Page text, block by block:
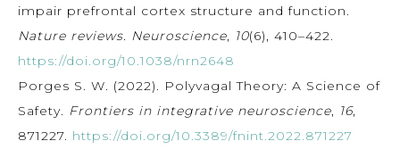
impair prefrontal cortex structure and function.
Nature reviews. Neuroscience
10(6), 410–422.
https://doi.org/10.1038/nrn2648
Porges S. W. (2022). Polyvagal Theory: A Science of
Safety.
Frontiers in integrative neuroscience 16,
871227. https://doi.org/10.3389/fnint.2022.871227